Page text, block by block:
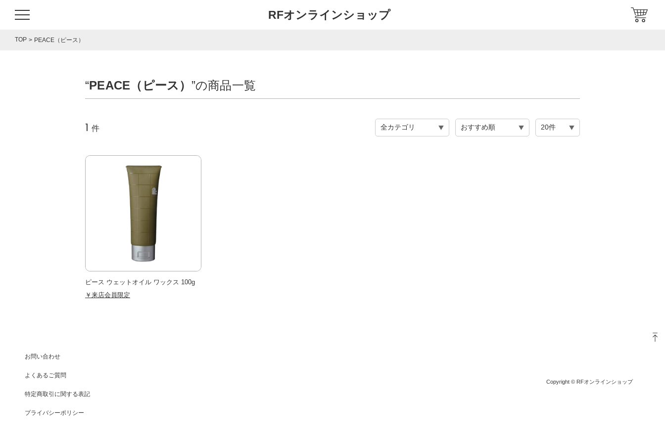
RFオンラインショップ
TOP PEACE（ピース）
“PEACE（ピース） ”の商品一覧
1 件
ピース ウェットオイル ワックス 100g
￥来店会員限定
お問い合わせ
よくあるご質問
特定商取引に関する表記
プライバシーポリシー
Copyright © RFオンラインショップ